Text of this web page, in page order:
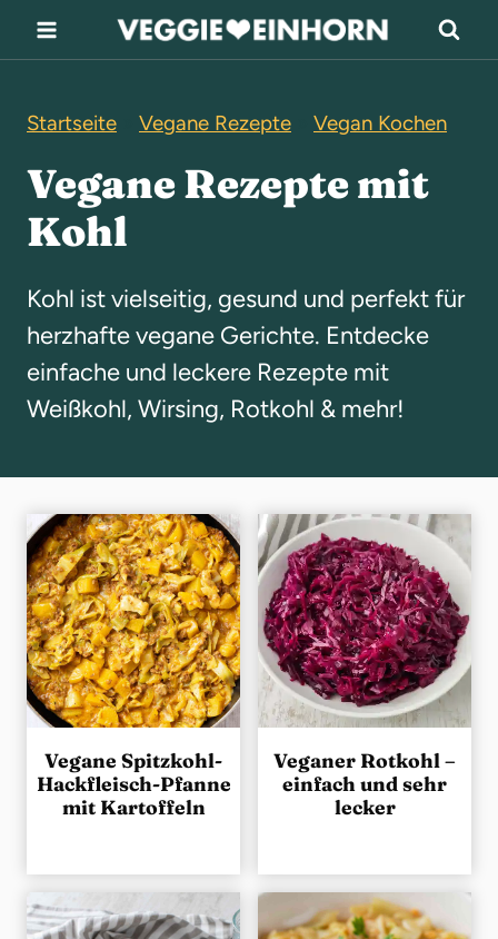
u
Startseite Vegane Rezepte Vegan Kochen
Vegane Rezepte mit
Kohl
Kohl ist vielseitig, gesund und perfekt für
herzhafte vegane Gerichte. Entdecke
einfache und leckere Rezepte mit
Weißkohl, Wirsing, Rotkohl & mehr!
Vegane Spitzkohl-
Hackfleisch-Pfanne
mit Kartoffeln
Veganer Rotkohl –
einfach und sehr
lecker